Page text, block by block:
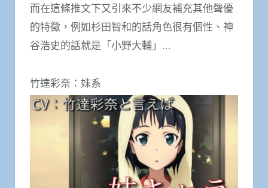
而在這條推文下又引來不少網友補充其他聲優
的特徵，例如杉田智和的話角色很有個性、神
谷浩史的話就是「小野大輔」…
竹達彩奈：妹系